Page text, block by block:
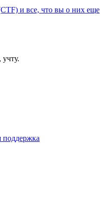
и все, что вы о них еще
поддержка